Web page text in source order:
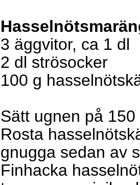
3 äggvitor, ca 1 dl
2 dl strösocker
100 g
Sätt ugnen på
Rosta
gnugga sedan av
Finhacka